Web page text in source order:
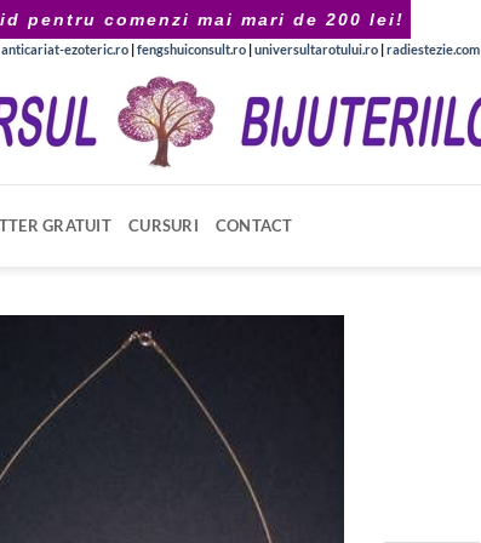
pentru comenzi mai mari de 200 lei!
anticariat-ezoteric.ro|fengshuiconsult.ro|universultarotului.ro|radiestezie.com
GRATUIT CURSURI CONTACT